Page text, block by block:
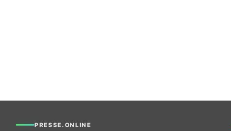
PRESSE.ONLINE